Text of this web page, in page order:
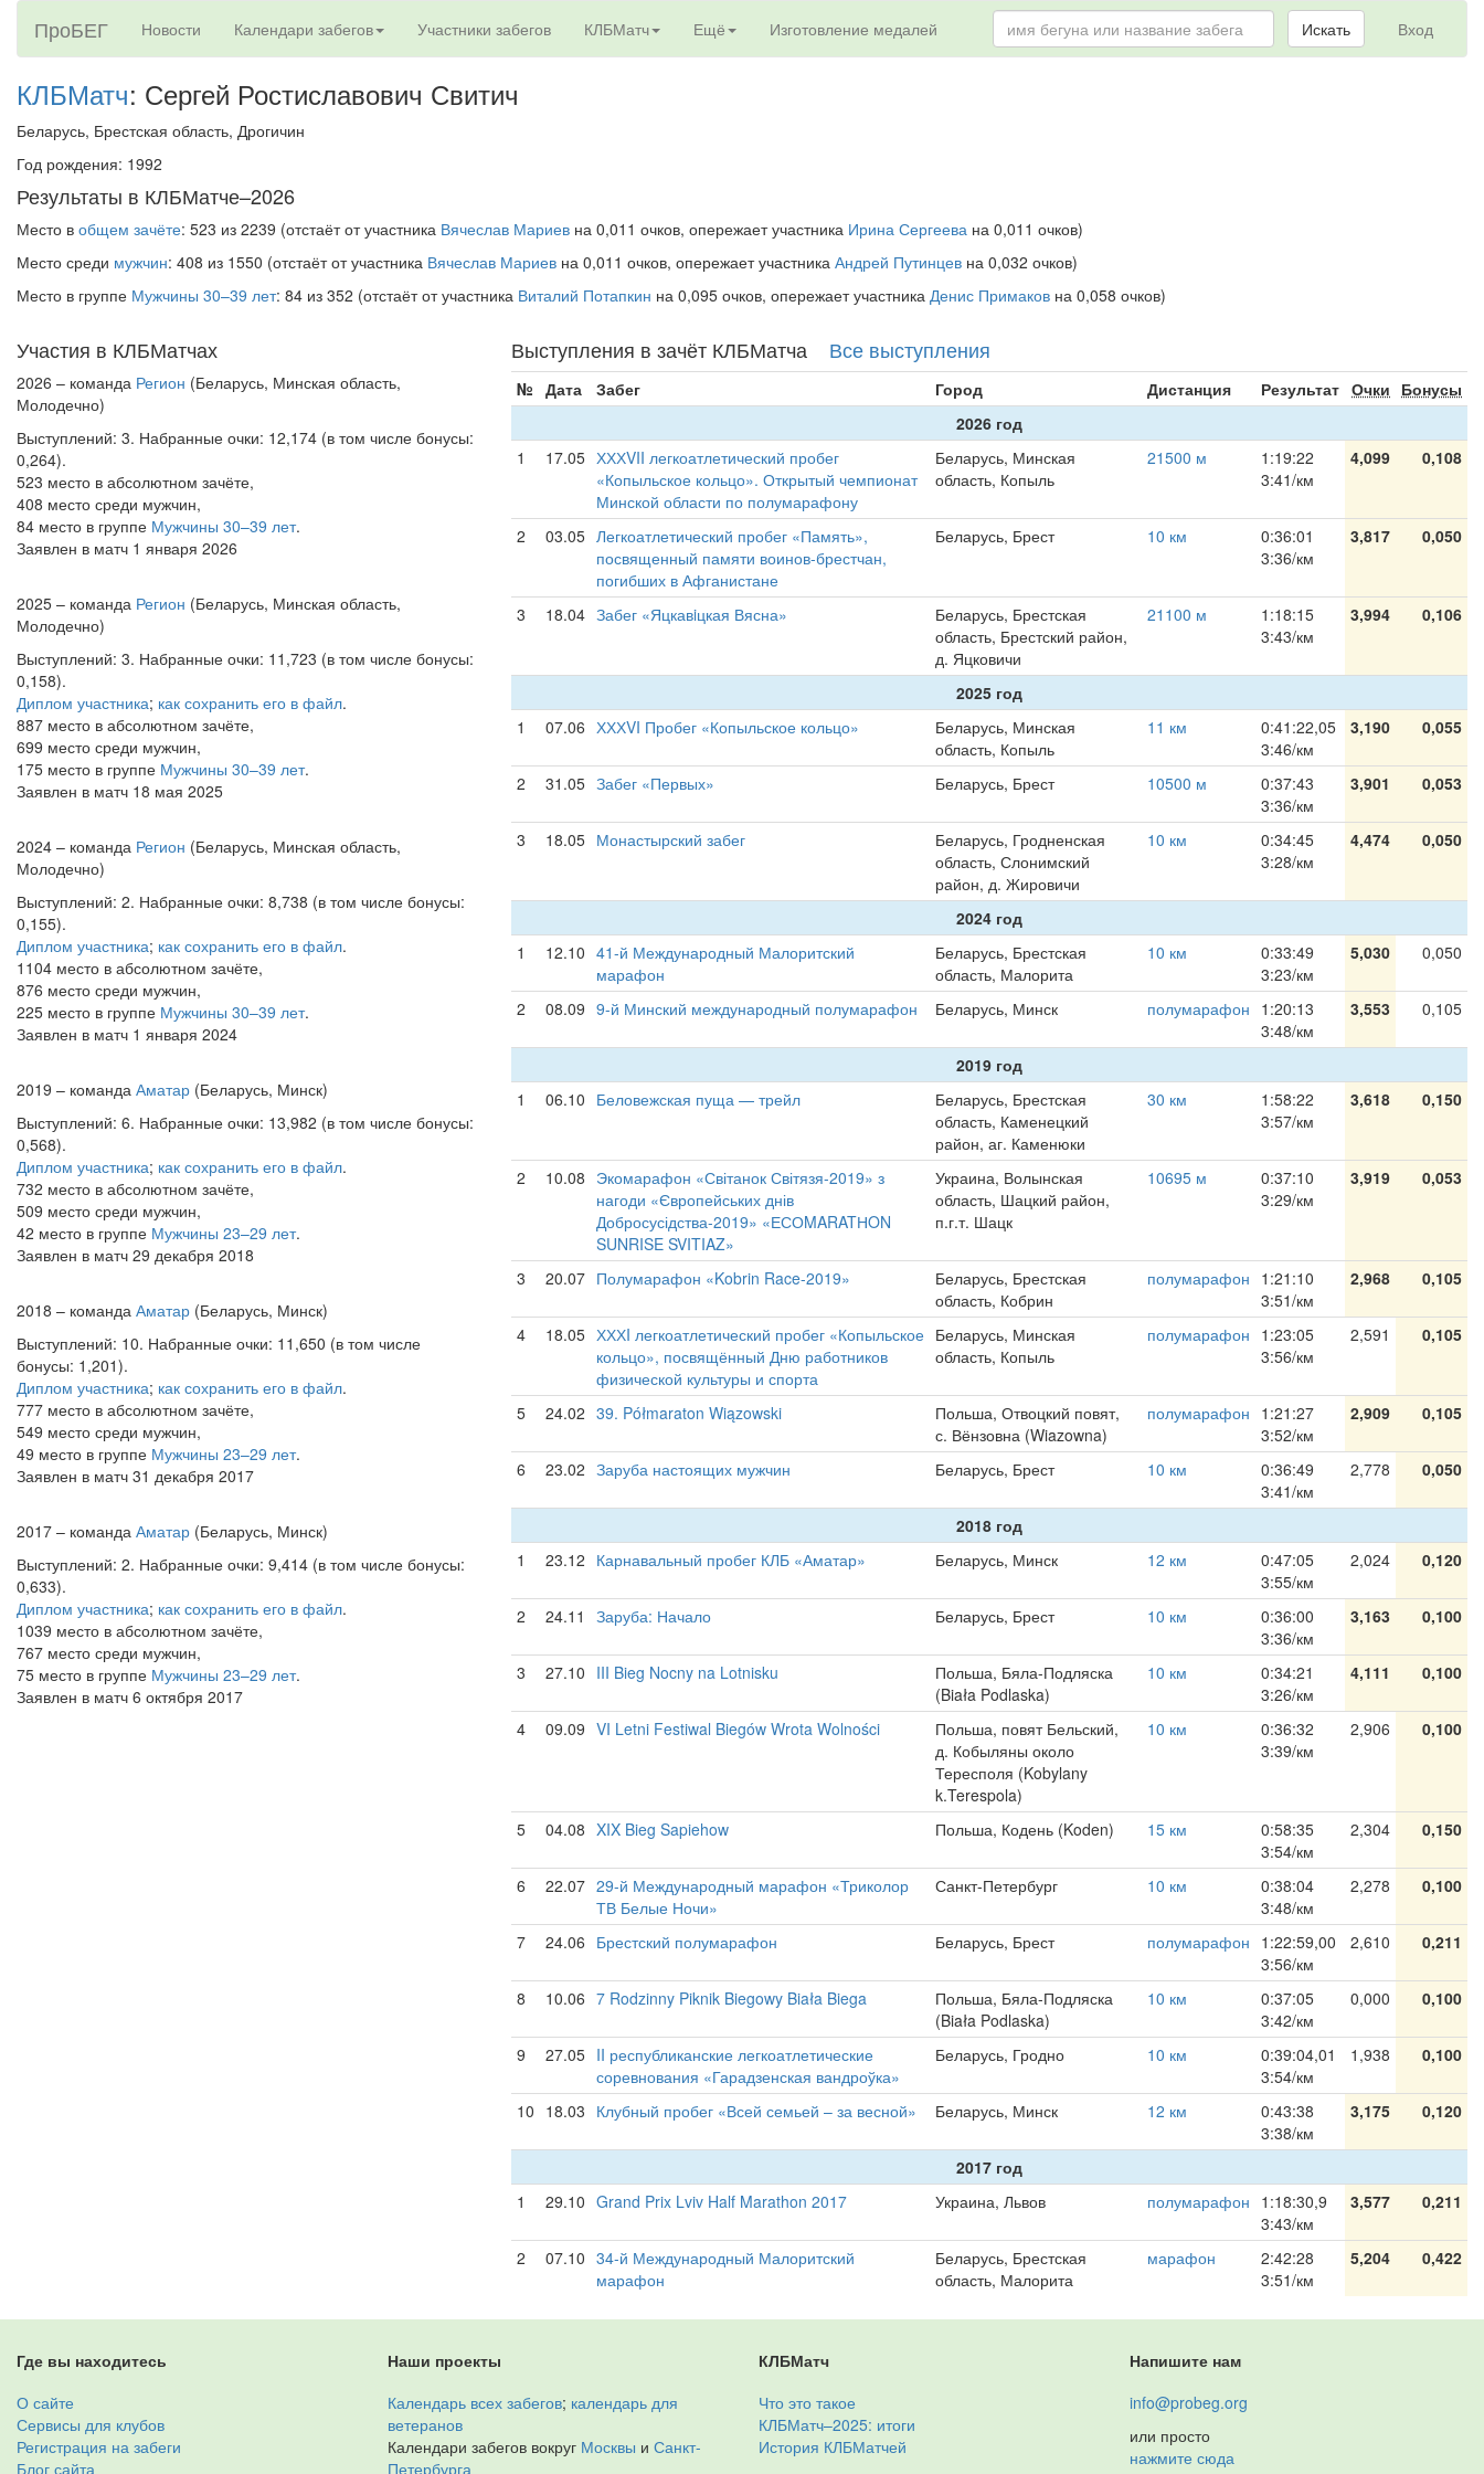
ПроБЕГ Новости Календари забегов Участники забегов КЛБМатч Ещё Изготовление медалей Вход
Искать
КЛБМатч: Сергей Ростиславович Свитич
Беларусь, Брестская область, Дрогичин
Год рождения: 1992
Результаты в КЛБМатче–2026
Место в общем зачёте: 523 из 2239 (отстаёт от участника Вячеслав Мариев на 0,011 очков, опережает участника Ирина Сергеева на 0,011 очков)
Место среди мужчин: 408 из 1550 (отстаёт от участника Вячеслав Мариев на 0,011 очков, опережает участника Андрей Путинцев на 0,032 очков)
Место в группе Мужчины 30–39 лет: 84 из 352 (отстаёт от участника Виталий Потапкин на 0,095 очков, опережает участника Денис Примаков на 0,058 очков)
Участия в КЛБМатчах
2026 – команда Регион (Беларусь, Минская область,
Молодечно)
Выступлений: 3. Набранные очки: 12,174 (в том числе бонусы:
0,264).
523 место в абсолютном зачёте,
408 место среди мужчин,
84 место в группе Мужчины 30–39 лет.
Заявлен в матч 1 января 2026
2025 – команда Регион (Беларусь, Минская область,
Молодечно)
Выступлений: 3. Набранные очки: 11,723 (в том числе бонусы:
0,158).
Диплом участника; как сохранить его в файл.
887 место в абсолютном зачёте,
699 место среди мужчин,
175 место в группе Мужчины 30–39 лет.
Заявлен в матч 18 мая 2025
2024 – команда Регион (Беларусь, Минская область,
Молодечно)
Выступлений: 2. Набранные очки: 8,738 (в том числе бонусы:
0,155).
Диплом участника; как сохранить его в файл.
1104 место в абсолютном зачёте,
876 место среди мужчин,
225 место в группе Мужчины 30–39 лет.
Заявлен в матч 1 января 2024
2019 – команда Аматар (Беларусь, Минск)
Выступлений: 6. Набранные очки: 13,982 (в том числе бонусы:
0,568).
Диплом участника; как сохранить его в файл.
732 место в абсолютном зачёте,
509 место среди мужчин,
42 место в группе Мужчины 23–29 лет.
Заявлен в матч 29 декабря 2018
2018 – команда Аматар (Беларусь, Минск)
Выступлений: 10. Набранные очки: 11,650 (в том числе
бонусы: 1,201).
Диплом участника; как сохранить его в файл.
777 место в абсолютном зачёте,
549 место среди мужчин,
49 место в группе Мужчины 23–29 лет.
Заявлен в матч 31 декабря 2017
2017 – команда Аматар (Беларусь, Минск)
Выступлений: 2. Набранные очки: 9,414 (в том числе бонусы:
0,633).
Диплом участника; как сохранить его в файл.
1039 место в абсолютном зачёте,
767 место среди мужчин,
75 место в группе Мужчины 23–29 лет.
Заявлен в матч 6 октября 2017
Выступления в зачёт КЛБМатча Все выступления
№ Дата Забег Город Дистанция Результат Очки Бонусы
2026 год
1
17.05 ХХХVII легкоатлетический пробег
«Копыльское кольцо». Открытый чемпионат
Минской области по полумарафону
Беларусь, Минская
область, Копыль
21500 м
1:19:22
3:41/км
4,099 0,108
2 03.05 Легкоатлетический пробег «Память»,
посвященный памяти воинов-брестчан,
погибших в Афганистане
Беларусь, Брест 10 км
0:36:01
3:36/км
3,817 0,050
3 18.04 Забег «Яцкавiцкая Вясна»
Беларусь, Брестская
область, Брестский район,
д. Яцковичи
21100 м
1:18:15
3:43/км
3,994 0,106
2025 год
1
07.06 ХХХVI Пробег «Копыльское кольцо»
Беларусь, Минская
область, Копыль
11 км
0:41:22,05
3:46/км
3,190 0,055
2 31.05 Забег «Первых» Беларусь, Брест 10500 м
0:37:43
3:36/км
3,901 0,053
3 18.05 Монастырский забег
Беларусь, Гродненская
область, Слонимский
район, д. Жировичи
10 км
0:34:45
3:28/км
4,474 0,050
2024 год
1
12.10 41-й Международный Малоритский
марафон
Беларусь, Брестская
область, Малорита
10 км
0:33:49
3:23/км
5,030 0,050
2 08.09 9-й Минский международный полумарафон Беларусь, Минск полумарафон 1:20:13
3:48/км
3,553 0,105
2019 год
1
06.10 Беловежская пуща — трейл
Беларусь, Брестская
область, Каменецкий
район, аг. Каменюки
30 км
1:58:22
3:57/км
3,618 0,150
2 10.08 Экомарафон «Світанок Світязя-2019» з
нагоди «Європейських днів
Добросусідства-2019» «ЕСОMARATНON
SUNRISE SVITIAZ»
Украина, Волынская
область, Шацкий район,
п.г.т. Шацк
10695 м
0:37:10
3:29/км
3,919 0,053
3 20.07 Полумарафон «Kobrin Race-2019»
Беларусь, Брестская
область, Кобрин
полумарафон 1:21:10
3:51/км
2,968 0,105
4 18.05 ХХХI легкоатлетический пробег «Копыльское
кольцо», посвящённый Дню работников
физической культуры и спорта
Беларусь, Минская
область, Копыль
полумарафон 1:23:05
3:56/км
2,591 0,105
5 24.02 39. Półmaraton Wiązowski
Польша, Отвоцкий повят,
с. Вёнзовна (Wiazowna)
полумарафон 1:21:27
3:52/км
2,909 0,105
6 23.02 Заруба настоящих мужчин Беларусь, Брест 10 км
0:36:49
3:41/км
2,778 0,050
2018 год
1
23.12 Карнавальный пробег КЛБ «Аматар» Беларусь, Минск 12 км
0:47:05
3:55/км
2,024 0,120
2 24.11 Заруба: Начало Беларусь, Брест 10 км
0:36:00
3:36/км
3,163 0,100
3 27.10 III Bieg Nocny na Lotnisku
Польша, Бяла-Подляска
(Biała Podlaska)
10 км
0:34:21
3:26/км
4,111 0,100
4 09.09 VI Letni Festiwal Biegów Wrota Wolności
Польша, повят Бельский,
д. Кобыляны около
Тересполя (Kobylany
k.Terespola)
10 км
0:36:32
3:39/км
2,906 0,100
5 04.08 XIX Bieg Sapiehow Польша, Кодень (Koden) 15 км
0:58:35
3:54/км
2,304 0,150
6 22.07 29-й Международный марафон «Триколор
ТВ Белые Ночи»
Санкт-Петербург 10 км
0:38:04
3:48/км
2,278 0,100
7 24.06 Брестский полумарафон Беларусь, Брест полумарафон 1:22:59,00
3:56/км
2,610 0,211
8 10.06 7 Rodzinny Piknik Biegowy Biała Biega
Польша, Бяла-Подляска
(Biała Podlaska)
10 км
0:37:05
3:42/км
0,000 0,100
9 27.05 II республиканские легкоатлетические
соревнования «Гарадзенская вандроўка»
Беларусь, Гродно 10 км
0:39:04,01
3:54/км
1,938 0,100
10 18.03 Клубный пробег «Всей семьей – за весной» Беларусь, Минск 12 км
0:43:38
3:38/км
3,175 0,120
2017 год
1
29.10 Grand Prix Lviv Half Marathon 2017 Украина, Львов полумарафон 1:18:30,9
3:43/км
3,577 0,211
2 07.10 34-й Международный Малоритский
марафон
Беларусь, Брестская
область, Малорита
марафон
2:42:28
3:51/км
5,204 0,422
Где вы находитесь
О сайте
Сервисы для клубов
Регистрация на забеги
Блог сайта
Наши проекты
Календарь всех забегов; календарь для
ветеранов
Календари забегов вокруг Москвы и Санкт-
Петербурга
КЛБМатч
Что это такое
КЛБМатч–2025: итоги
История КЛБМатчей
Напишите нам
info@probeg.org
или просто
нажмите сюда